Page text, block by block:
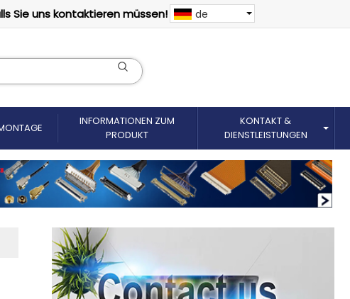
Sie uns kontaktieren müssen! de
INFORMATIONEN ZUM
PRODUKT
KONTAKT &
DIENSTLEISTUNGEN